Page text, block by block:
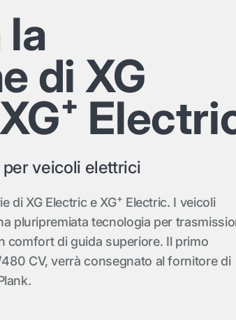
la
di XG
veicoli elettrici
di XG Electric e XG+ Electric. I veicoli
pluripremiata tecnologia per
comfort di guida superiore. Il primo
CV, verrà consegnato al fornitore di